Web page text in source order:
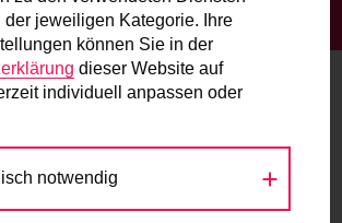
Wien unterwegs? Hier finden Sie die
zum Radverkehr? Schreiben Sie
GRÜNE RADRETTUNG
der jeweiligen Kategorie. Ihre
können Sie in der
dieser Website auf
individuell anpassen oder
notwendig